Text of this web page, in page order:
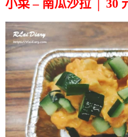
小菜 – 南瓜沙拉 │ 30